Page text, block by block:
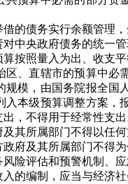
债务实行余额管理，
中央政府债务的统一管
照量入为出、收支平
直辖市的预算中必
规模，由国务院报全国
入本级预算调整方案
，不得用于经常性支
其所属部门不得以任何
及其所属部门不得为
评估和预警机制、应
编制，应当与经济社